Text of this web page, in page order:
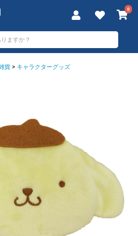
0
貨 > キャラクターグッズ